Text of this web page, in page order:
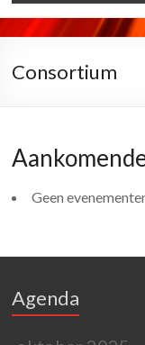
Consortium
Geen
Agenda